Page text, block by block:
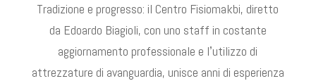
Tradizione e progresso: il Centro Fisiomakbi, diretto
da Edoardo Biagioli, con uno staff in costante
aggiornamento professionale e lʼutilizzo di
attrezzature di avanguardia, unisce anni di esperienza